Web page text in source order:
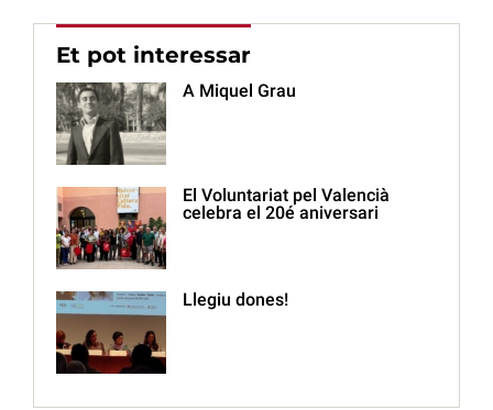
Et pot interessar
A Miquel Grau
El Voluntariat pel Valencià
celebra el 20é aniversari
Llegiu dones!